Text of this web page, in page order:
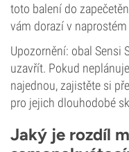
toto balení do
vám dorazí v
Upozornění: obal Sensi
uzavřít. Pokud
najednou, zajistěte si
pro jejich dlouhodobé
Jaký je rozdíl